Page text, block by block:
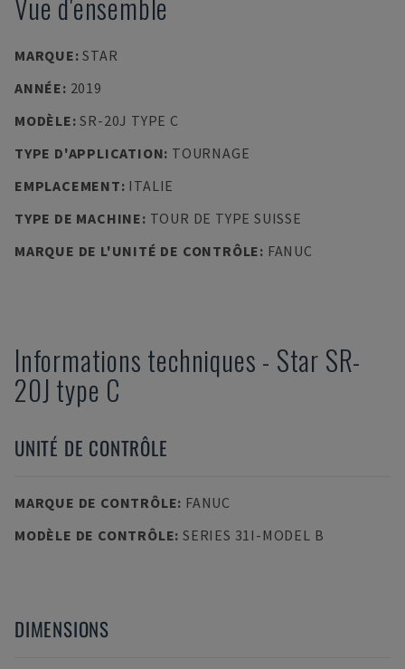
MARQUE:STAR
ANNÉE: 2019
MODÈLE:SR-20J TYPE C
TYPE D'APPLICATION: TOURNAGE
EMPLACEMENT: ITALIE
TYPE DE MACHINE: TOUR DE TYPE SUISSE
MARQUE DE L'UNITÉ DE CONTRÔLE: FANUC
Informations techniques - Star SR-
20J type C
UNITÉ DE CONTRÔLE
MARQUE DE CONTRÔLE: FANUC
MODÈLE DE CONTRÔLE: SERIES 31I-MODEL B
DIMENSIONS